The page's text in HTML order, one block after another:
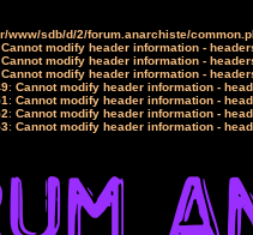
www/sdb/d/2/forum.anarchiste/
Cannot modify header information -
Cannot modify header information -
Cannot modify header information -
: Cannot modify header information -
: Cannot modify header information -
: Cannot modify header information -
: Cannot modify header information -